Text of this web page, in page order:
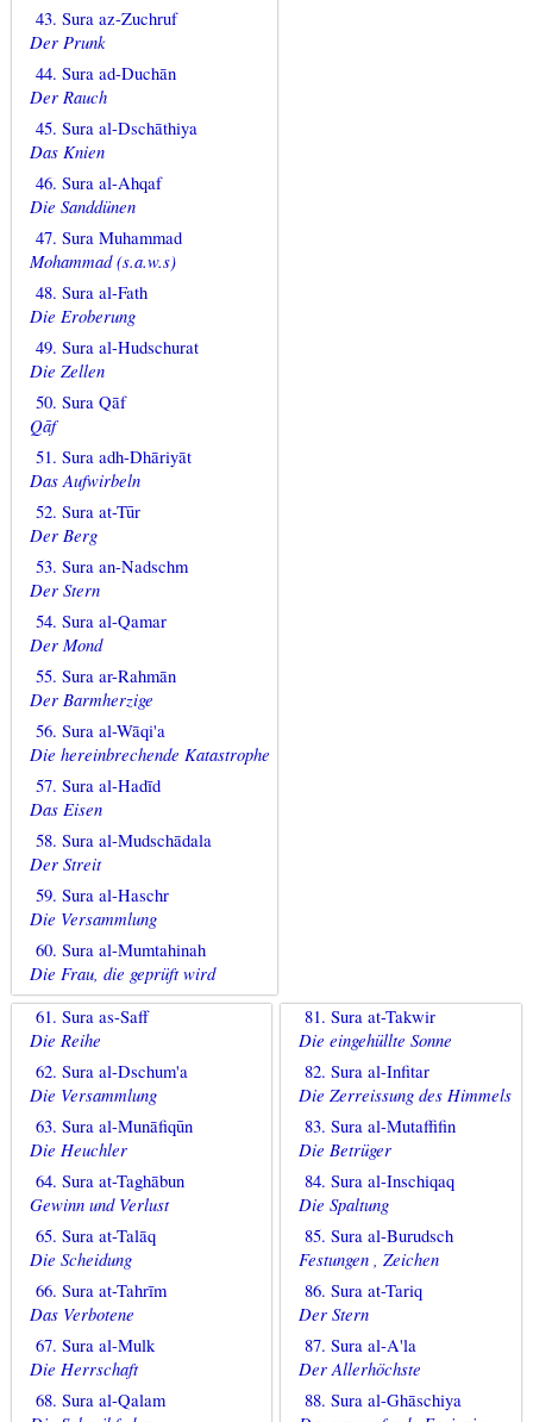
43. Sura az-Zuchruf
Der Prunk
44. Sura ad-Duchān
Der Rauch
45. Sura al-Dschāthiya
Das Knien
46. Sura al-Ahqaf
Die Sanddünen
47. Sura Muhammad
Mohammad (s.a.w.s)
48. Sura al-Fath
Die Eroberung
49. Sura al-Hudschurat
Die Zellen
50. Sura Qāf
Qāf
51. Sura adh-Dhāriyāt
Das Aufwirbeln
52. Sura at-Tūr
Der Berg
53. Sura an-Nadschm
Der Stern
54. Sura al-Qamar
Der Mond
55. Sura ar-Rahmān
Der Barmherzige
56. Sura al-Wāqi'a
Die hereinbrechende Katastrophe
57. Sura al-Hadīd
Das Eisen
58. Sura al-Mudschādala
Der Streit
59. Sura al-Haschr
Die Versammlung
60. Sura al-Mumtahinah
Die Frau, die geprüft wird
61. Sura as-Saff
Die Reihe
62. Sura al-Dschum'a
Die Versammlung
63. Sura al-Munāfiqūn
Die Heuchler
64. Sura at-Taghābun
Gewinn und Verlust
65. Sura at-Talāq
Die Scheidung
66. Sura at-Tahrīm
Das Verbotene
67. Sura al-Mulk
Die Herrschaft
68. Sura al-Qalam
81. Sura at-Takwir
Die eingehüllte Sonne
82. Sura al-Infitar
Die Zerreissung des Himmels
83. Sura al-Mutaffifin
Die Betrüger
84. Sura al-Inschiqaq
Die Spaltung
85. Sura al-Burudsch
Festungen , Zeichen
86. Sura at-Tariq
Der Stern
87. Sura al-A'la
Der Allerhöchste
88. Sura al-Ghāschiya